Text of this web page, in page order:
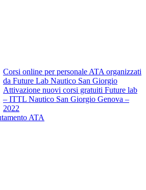
Corsi online per personale ATA organizzati
da Future Lab Nautico San Giorgio
Attivazione nuovi corsi gratuiti Future lab
– ITTL Nautico San Giorgio Genova –
2022
ATA